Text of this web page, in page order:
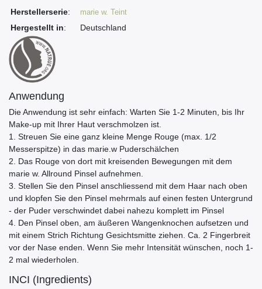
Herstellerserie: marie w. Teint
Hergestellt in: Deutschland
Anwendung
Die Anwendung ist sehr einfach: Warten Sie 1-2 Minuten, bis Ihr
Make-up mit Ihrer Haut verschmolzen ist.
1. Streuen Sie eine ganz kleine Menge Rouge (max. 1/2
Messerspitze) in das marie.w Puderschälchen
2. Das Rouge von dort mit kreisenden Bewegungen mit dem
marie w. Allround Pinsel aufnehmen.
3. Stellen Sie den Pinsel anschliessend mit dem Haar nach oben
und klopfen Sie den Pinsel mehrmals auf einen festen Untergrund
- der Puder verschwindet dabei nahezu komplett im Pinsel
4. Den Pinsel oben, am äußeren Wangenknochen aufsetzen und
mit einem Strich Richtung Gesichtsmitte ziehen. Ca. 2 Fingerbreit
vor der Nase enden. Wenn Sie mehr Intensität wünschen, noch 1-
2 mal wiederholen.
INCI (Ingredients)